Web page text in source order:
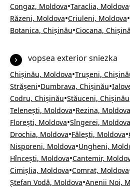
Congaz, Moldova•Taraclia, Moldova
Răzeni, Moldova•Criuleni, Moldova•
Botanica, Chișinău•Ciocana,
vopsea exterior sniezka
Chișinău, Moldova•Trușeni,
Strășeni•Dumbrava, Chișinău•
Codru, Chișinău•Stăuceni, Chișinău
Telenești, Moldova•Rezina, Moldova
Florești, Moldova•Sîngerei, Moldova
Drochia, Moldova•Fălești, Moldova•
Nisporeni, Moldova•Ungheni,
Hîncești, Moldova•Cantemir,
Cimișlia, Moldova•Comrat, Moldova
Ștefan Vodă, Moldova•Anenii Noi,